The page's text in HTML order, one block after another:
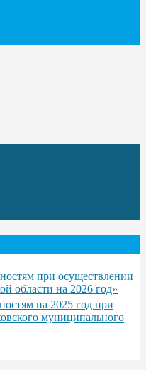
при осуществлении
области на 2026 год»
на 2025 год при
муниципального